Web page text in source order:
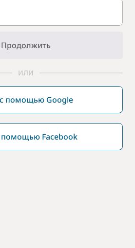
Продолжить
ИЛИ
помощью Google
помощью Facebook